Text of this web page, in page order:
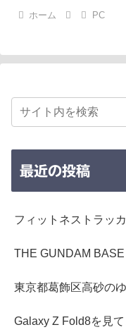
ホーム PC
最近の投稿
フィットネストラッ
THE GUNDAM
東京都葛飾区高砂の
Galaxy Z Fold8を見て